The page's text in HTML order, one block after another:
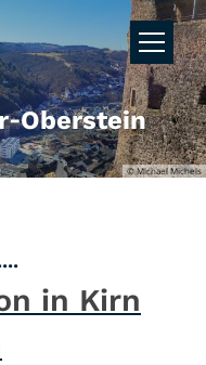
© Michael Michels
:
in Kirn